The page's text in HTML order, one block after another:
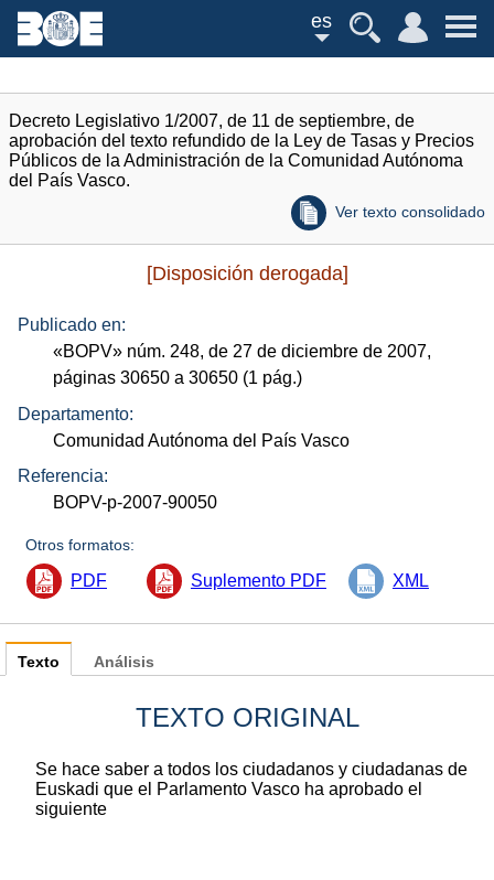
es
Decreto Legislativo 1/2007, de 11 de septiembre, de
aprobación del texto refundido de la Ley de Tasas y Precios
Públicos de la Administración de la Comunidad Autónoma
del País Vasco.
Ver texto consolidado
[Disposición derogada]
Publicado en:
«BOPV» núm. 248, de 27 de diciembre de 2007,
páginas 30650 a 30650 (1 pág.)
Departamento:
Comunidad Autónoma del País Vasco
Referencia:
BOPV-p-2007-90050
Otros formatos:
PDF Suplemento PDF XML
Texto
TEXTO ORIGINAL
Se hace saber a todos los ciudadanos y ciudadanas de
Euskadi que el Parlamento Vasco ha aprobado el
siguiente
Análisis